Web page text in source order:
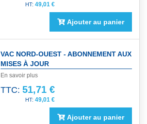
49,01 €
Ajouter au panier
VAC NORD-OUEST - ABONNEMENT AUX
MISES À JOUR
En savoir plus
TTC: 51,71 €
49,01 €
Ajouter au panier